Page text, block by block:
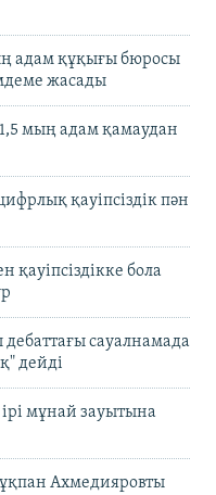
адам құқығы бюросы
жасады
мың адам қамаудан
қауіпсіздік пән
бола
сауалнамада
дейді
мұнай зауытына
Ахмедияровты